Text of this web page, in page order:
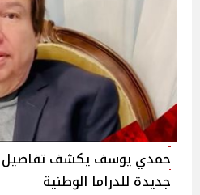
حمدي يوسف يكشف تفاصيل
جديدة للدراما الوطنية